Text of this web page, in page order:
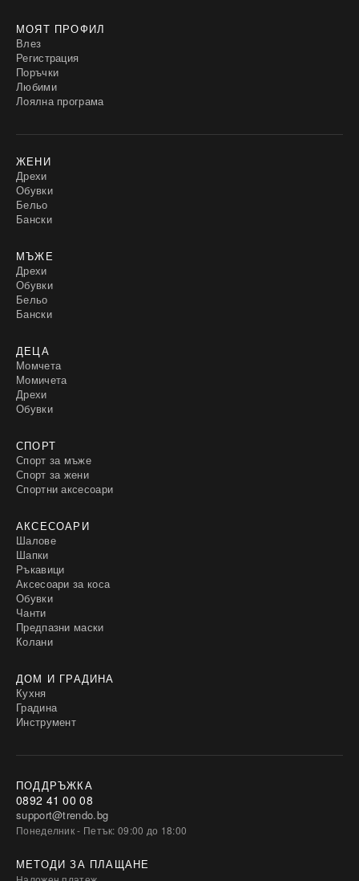
МОЯТ ПРОФИЛ
Влез
Регистрация
Поръчки
Любими
Лоялна програма
ЖЕНИ
Дрехи
Обувки
Бельо
Бански
МЪЖЕ
Дрехи
Обувки
Бельо
Бански
ДЕЦА
Момчета
Момичета
Дрехи
Обувки
СПОРТ
Спорт за мъже
Спорт за жени
Спортни аксесоари
АКСЕСОАРИ
Шалове
Шапки
Ръкавици
Аксесоари за коса
Обувки
Чанти
Предпазни маски
Колани
ДОМ И ГРАДИНА
Кухня
Градина
Инструмент
ПОДДРЪЖКА
0892 41 00 08
support@trendo.bg
Понеделник - Петък: 09:00 до 18:00
МЕТОДИ ЗА ПЛАЩАНЕ